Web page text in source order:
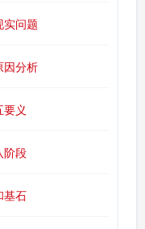
问题
分析
义
段
石